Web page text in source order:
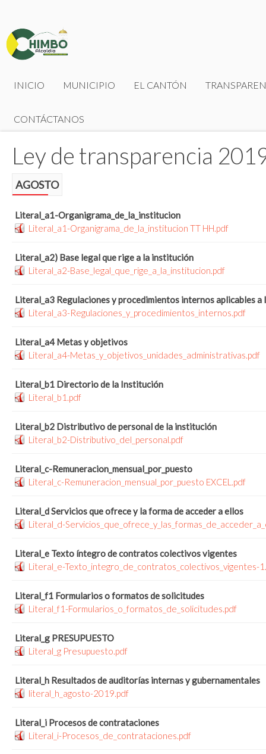
INICIO MUNICIPIO EL CANTÓN
CONTÁCTANOS
Ley de transparencia
AGOSTO
Literal_a1-Organigrama_de_la_institucion
Literal_a1-Organigrama_de_la_institucion TT HH.pdf
Literal_a2) Base legal que rige a la institución
Literal_a2-Base_legal_que_rige_a_la_institucion.pdf
Literal_a3 Regulaciones y procedimientos internos aplicables a
Literal_a3-Regulaciones_y_procedimientos_internos.pdf
Literal_a4 Metas y objetivos
Literal_a4-Metas_y_objetivos_unidades_administrativas.pdf
Literal_b1 Directorio de la Institución
Literal_b1.pdf
Literal_b2 Distributivo de personal de la institución
Literal_b2-Distributivo_del_personal.pdf
Literal_c-Remuneracion_mensual_por_puesto
Literal_c-Remuneracion_mensual_por_puesto EXCEL.pdf
Literal_d Servicios que ofrece y la forma de acceder a ellos
Literal_d-
Literal_e Texto íntegro de contratos colectivos vigentes
Literal_e-Texto_integro_de_contratos_colectivos_vigentes-
Literal_f1 Formularios o formatos de solicitudes
Literal_f1-Formularios_o_formatos_de_solicitudes.pdf
Literal_g PRESUPUESTO
Literal_g Presupuesto.pdf
Literal_h Resultados de auditorías internas y gubernamentales
literal_h_agosto-2019.pdf
Literal_i Procesos de contrataciones
Literal_i-Procesos_de_contrataciones.pdf